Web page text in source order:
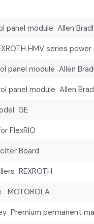
module Allen
HMV series
panel module Allen
panel module Allen
GE
FlexRIO
Board
REXROTH
MOTOROLA
Premium permanent